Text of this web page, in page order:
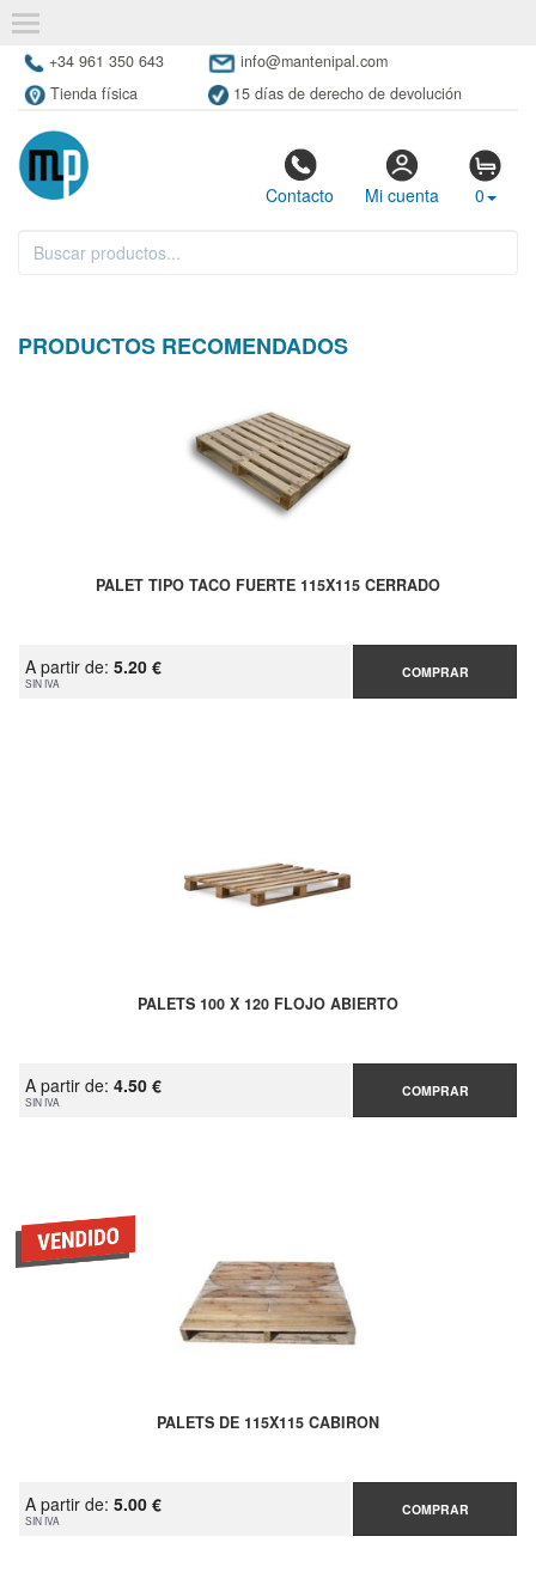
+34 961 350 643
info@mantenipal.com
Tienda física
15 días de derecho de devolución
Contacto Mi cuenta 0
PRODUCTOS RECOMENDADOS
PALET TIPO TACO FUERTE 115X115 CERRADO
A partir de: 5.20 €
SIN IVA
COMPRAR
PALETS 100 X 120 FLOJO ABIERTO
A partir de: 4.50 €
SIN IVA
COMPRAR
PALETS DE 115X115 CABIRON
A partir de: 5.00 €
SIN IVA
COMPRAR